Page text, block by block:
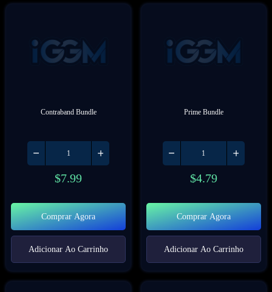
Contraband Bundle
$7.99
Comprar Agora
Adicionar Ao Carrinho
Prime Bundle
$4.79
Comprar Agora
Adicionar Ao Carrinho